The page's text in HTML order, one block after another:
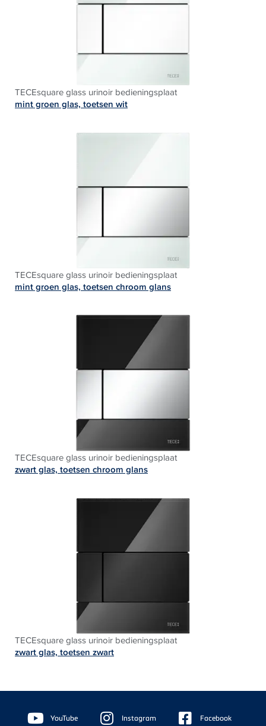
TECEsquare glass urinoir bedieningsplaat
mint groen glas, toetsen wit
TECEsquare glass urinoir bedieningsplaat
mint groen glas, toetsen chroom glans
TECEsquare glass urinoir bedieningsplaat
zwart glas, toetsen chroom glans
TECEsquare glass urinoir bedieningsplaat
zwart glas, toetsen zwart
Floating
Sidebar YouTube Instagram Facebook